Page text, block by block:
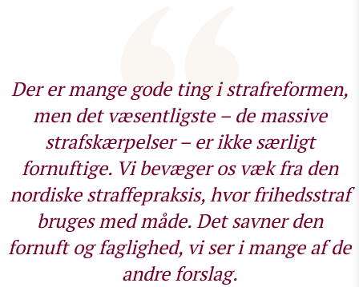
Der er mange gode ting i strafreformen,
men det væsentligste – de massive
strafskærpelser – er ikke særligt
fornuftige. Vi bevæger os væk fra den
nordiske straffepraksis, hvor frihedsstraf
bruges med måde. Det savner den
fornuft og faglighed, vi ser i mange af de
andre forslag.